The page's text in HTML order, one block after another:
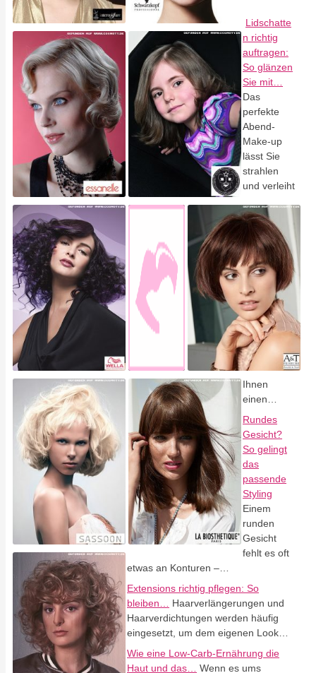
Lidschatte
n richtig
auftragen:
So glänzen
Sie mit…
Das
perfekte
Abend-
Make-up
lässt Sie
strahlen
und verleiht
Ihnen
einen…
Rundes
Gesicht?
So gelingt
das
passende
Styling
Einem
runden
Gesicht
fehlt es oft
etwas an Konturen –…
Extensions richtig pflegen: So
bleiben…
Haarverlängerungen und
Haarverdichtungen werden häufig
eingesetzt, um dem eigenen Look…
Wie eine Low-Carb-Ernährung die
Haut und das…
Wenn es ums